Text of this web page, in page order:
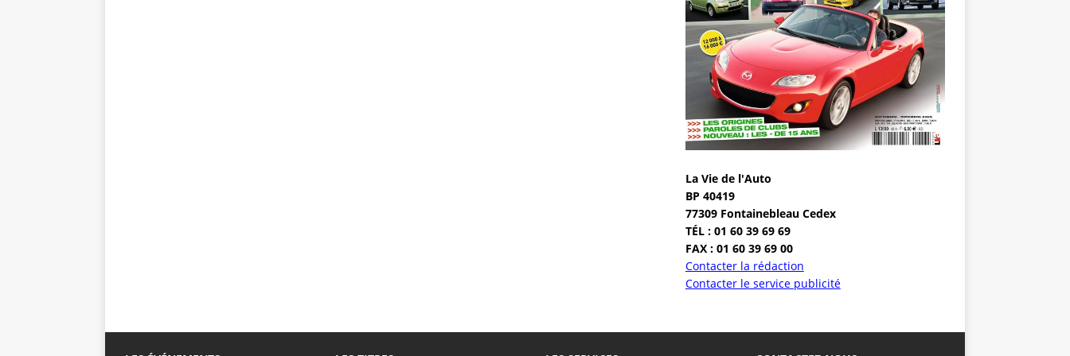
La Vie de l'Auto
BP 40419
77309 Fontainebleau Cedex
TÉL : 01 60 39 69 69
FAX : 01 60 39 69 00
Contacter la rédaction
Contacter le service publicité